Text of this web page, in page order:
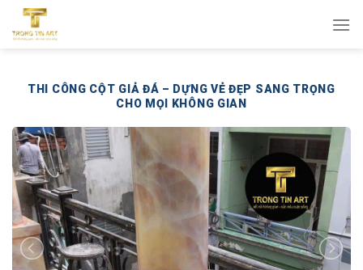
qua
THI CÔNG CỘT GIẢ ĐÁ – DỰNG VẺ ĐẸP SANG TRỌNG
CHO MỌI KHÔNG GIAN